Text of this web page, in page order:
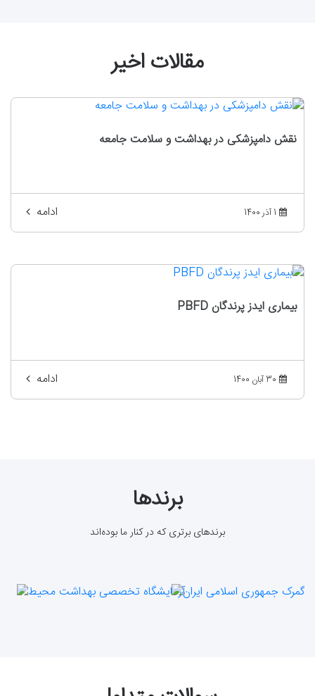
مقالات اخیر
نقش دامپزشکی در بهداشت و سلامت جامعه
1 آذر 1400 ادامه
بیماری ایدز پرندگان PBFD
30 آبان 1400 ادامه
برندها
برندهای برتری که در کنار ما بوده‌اند